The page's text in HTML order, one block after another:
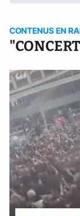
CONTENUS EN